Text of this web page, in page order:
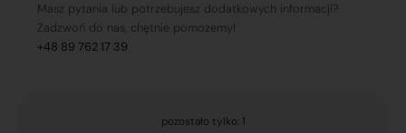
Masz pytania lub potrzebujesz dodatkowych informacji?
Zadzwoń do nas, chętnie pomożemy!
+48 89 762 17 39
pozostało tylko: 1